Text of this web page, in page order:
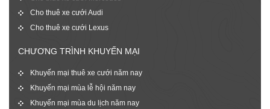
Cho thuê xe cưới Audi
Cho thuê xe cưới Lexus
CHƯƠNG TRÌNH KHUYẾN MẠI
Khuyến mại thuê xe cưới năm nay
Khuyến mại mùa lễ hội năm nay
Khuyến mại mùa du lịch năm nay